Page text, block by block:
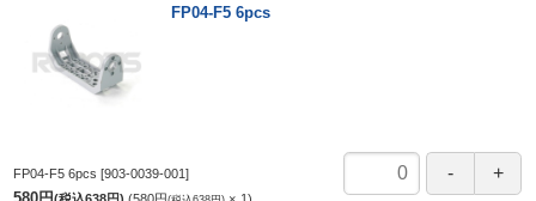
FP04-F5 6pcs
FP04-F5 6pcs [903-0039-001]